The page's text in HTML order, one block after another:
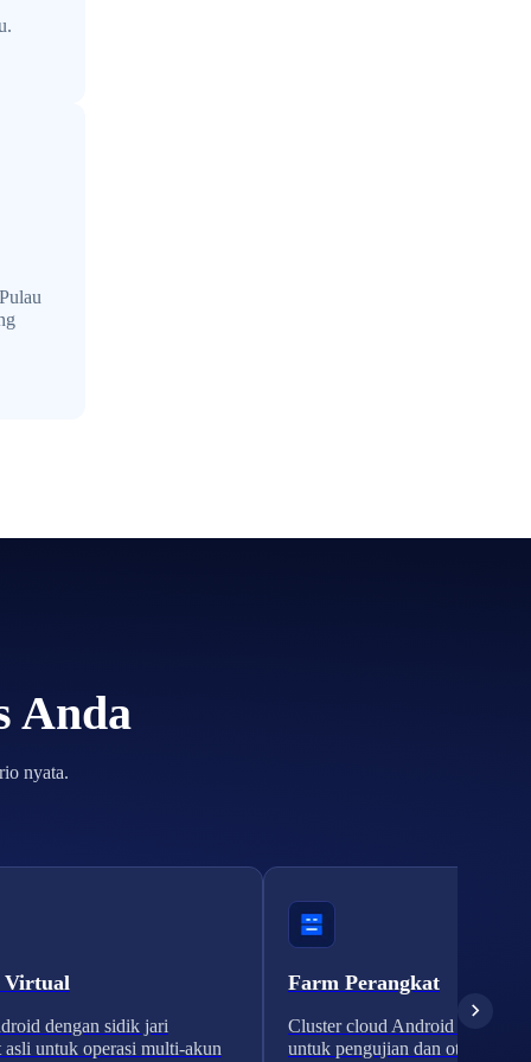
Anda
nyata.
Virtual
dengan sidik jari
asli untuk operasi multi-akun
Farm Perangkat
Cluster cloud Android yang
untuk pengujian dan